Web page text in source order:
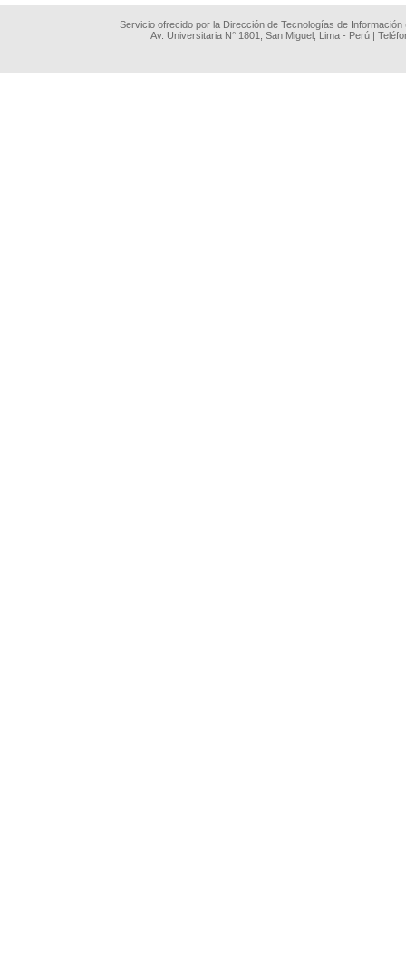
Servicio ofrecido por la Dirección de Tecnologías de
Av. Universitaria N° 1801, San Miguel, Lima - Perú |